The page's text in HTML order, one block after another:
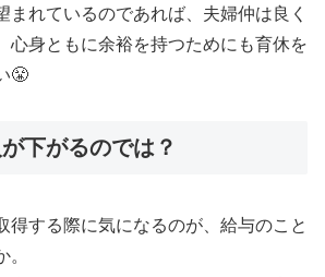
まれているのであれば、夫婦仲は良く
心身ともに余裕を持つためにも育休を
😤
下がるのでは？
得する際に気になるのが、給与のこと